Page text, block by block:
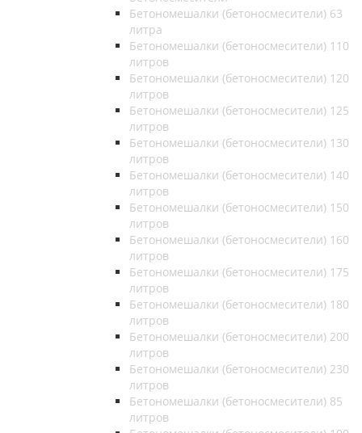
Бетономешалки (бетоносмесители) 63
литра
Бетономешалки (бетоносмесители) 110
литров
Бетономешалки (бетоносмесители) 120
литров
Бетономешалки (бетоносмесители) 125
литров
Бетономешалки (бетоносмесители) 130
литров
Бетономешалки (бетоносмесители) 140
литров
Бетономешалки (бетоносмесители) 150
литров
Бетономешалки (бетоносмесители) 160
литров
Бетономешалки (бетоносмесители) 175
литров
Бетономешалки (бетоносмесители) 180
литров
Бетономешалки (бетоносмесители) 200
литров
Бетономешалки (бетоносмесители) 230
литров
Бетономешалки (бетоносмесители) 85
литров